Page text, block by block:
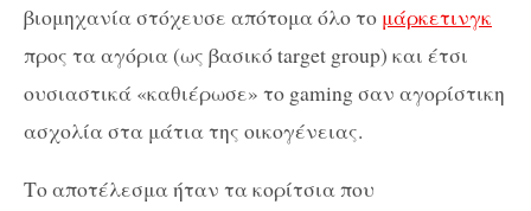
βιομηχανία στόχευσε απότομα όλο το μάρκετινγκ
προς τα αγόρια (ως βασικό target group) και έτσι
ουσιαστικά «καθιέρωσε» το gaming σαν αγορίστικη
ασχολία στα μάτια της οικογένειας.
Το αποτέλεσμα ήταν τα κορίτσια που